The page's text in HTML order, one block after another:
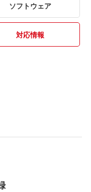
ソフトウェア
対応情報